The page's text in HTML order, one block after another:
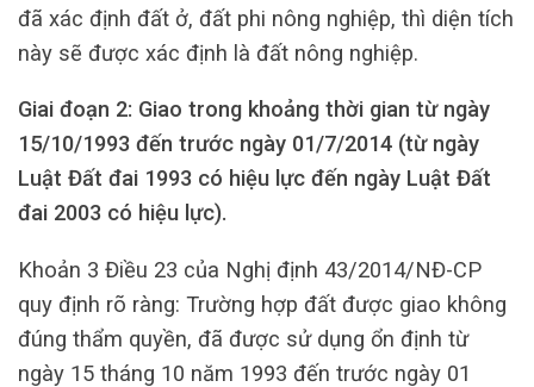
đã xác định đất ở, đất phi nông nghiệp, thì diện tích
này sẽ được xác định là đất nông nghiệp.
Giai đoạn 2: Giao trong khoảng thời gian từ ngày
15/10/1993 đến trước ngày 01/7/2014 (từ ngày
Luật Đất đai 1993 có hiệu lực đến ngày Luật Đất
đai 2003 có hiệu lực).
Khoản 3 Điều 23 của Nghị định 43/2014/NĐ-CP
quy định rõ ràng: Trường hợp đất được giao không
đúng thẩm quyền, đã được sử dụng ổn định từ
ngày 15 tháng 10 năm 1993 đến trước ngày 01